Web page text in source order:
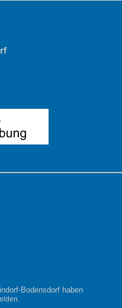
Bodensdorf haben